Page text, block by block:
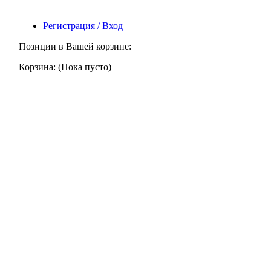
Регистрация / Вход
Позиции в Вашей корзине:
Корзина: (Пока пусто)